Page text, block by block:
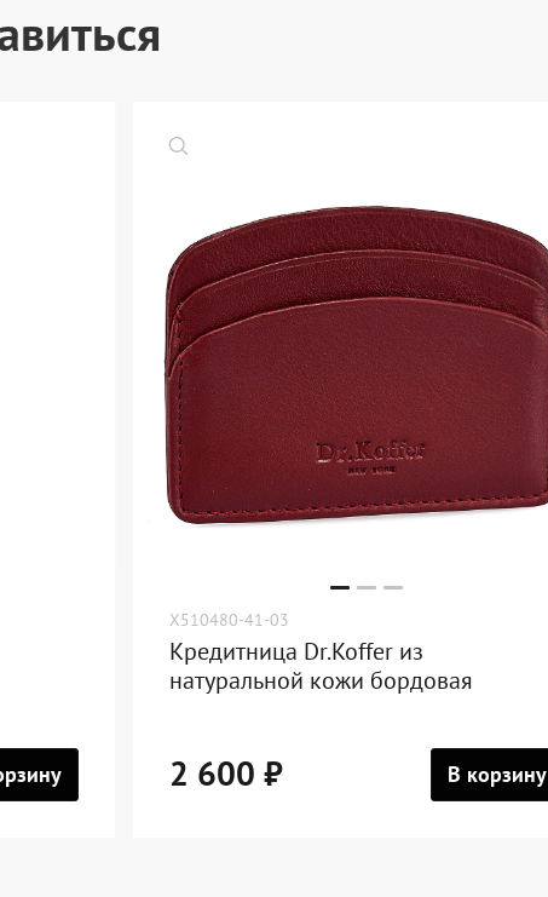
X510480-41-03
Кредитница Dr.Koffer из
натуральной кожи бордовая
2 600 ₽ В корзину